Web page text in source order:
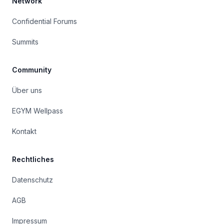
Confidential Forums
Summits
Community
Über uns
EGYM Wellpass
Kontakt
Rechtliches
Datenschutz
AGB
Impressum